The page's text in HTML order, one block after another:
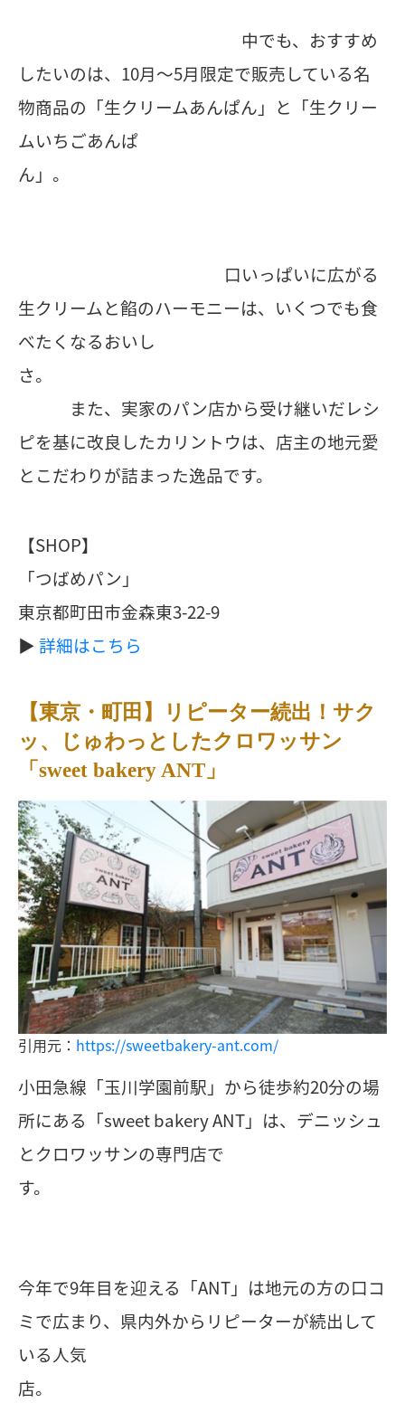
中でも、おすすめ
したいのは、10月〜5月限定で販売している名
物商品の「生クリームあんぱん」と「生クリー
ムいちごあんぱ
ん」。
口いっぱいに広がる
生クリームと餡のハーモニーは、いくつでも食
べたくなるおいし
さ。
また、実家のパン店から受け継いだレシ
ピを基に改良したカリントウは、店主の地元愛
とこだわりが詰まった逸品です。
【SHOP】
「つばめパン」
東京都町田市金森東3-22-9
▶︎詳細はこちら
【東京・町田】リピーター続出！サク
ッ、じゅわっとしたクロワッサン
「sweet bakery ANT」
引用元： https://sweetbakery-ant.com/
小田急線「玉川学園前駅」から徒歩約20分の場
所にある「sweet bakery ANT」は、デニッシュ
とクロワッサンの専門店で
す。
今年で9年目を迎える「ANT」は地元の方の口コ
ミで広まり、県内外からリピーターが続出して
いる人気
店。